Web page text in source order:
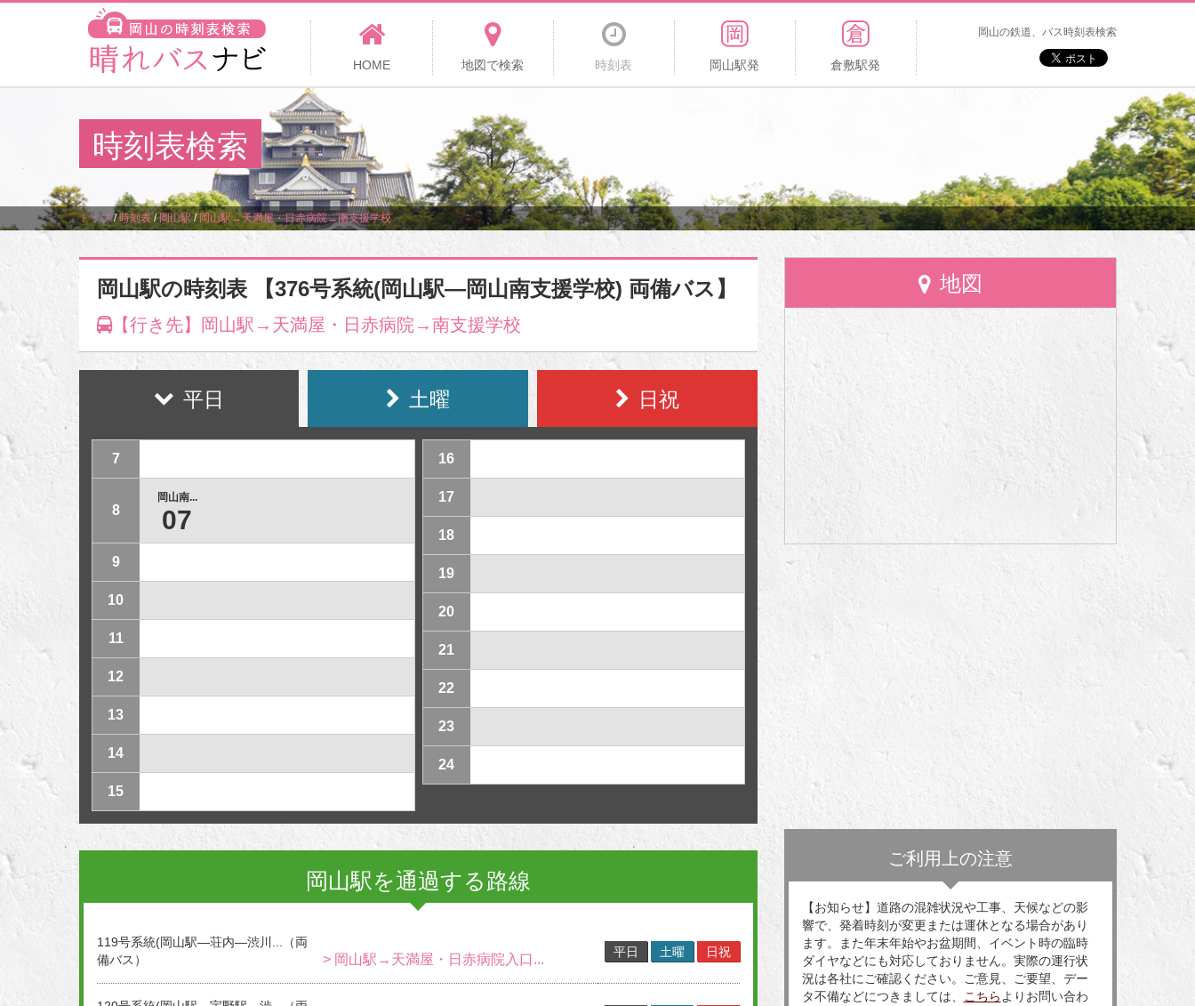
HOME 地図で検索 時刻表 岡山駅発 倉敷駅発
岡山の鉄道、バス時刻表検索
時刻表検索
トップ/時刻表/岡山駅/岡山駅→天満屋・日赤病院→南支援学校
岡山駅の時刻表 【376号系統(岡山駅―岡山南支援学校) 両備バス】
【行き先】岡山駅→天満屋・日赤病院→南支援学校
平日 土曜 日祝
7
8
岡山南...
07
9
10
11
12
13
14
15
16
17
18
19
20
21
22
23
24
岡山駅を通過する路線
119号系統(岡山駅―荘内―渋川...（両
備バス）
> 岡山駅→天満屋・日赤病院入口... 平日 土曜 日祝
地図
ご利用上の注意
【お知らせ】道路の混雑状況や工事、天候などの影
響で、発着時刻が変更または運休となる場合があり
ます。また年末年始やお盆期間、イベント時の臨時
ダイヤなどにも対応しておりません。実際の運行状
況は各社にご確認ください。ご意見、ご要望、デー
タ不備などにつきましては、
こちら よりお問い合わ